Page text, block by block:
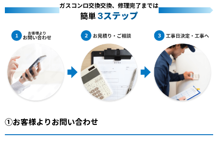
ガスコンロ交換交換、修理完了までは
簡単 3ステップ
①お客様よりお問い合わせ